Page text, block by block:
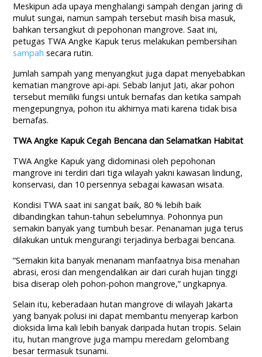
Meskipun ada upaya menghalangi sampah dengan jaring di
mulut sungai, namun sampah tersebut masih bisa masuk,
bahkan tersangkut di pepohonan mangrove. Saat ini,
petugas TWA Angke Kapuk terus melakukan pembersihan
sampah secara rutin.
Jumlah sampah yang menyangkut juga dapat menyebabkan
kematian mangrove api-api. Sebab lanjut Jati, akar pohon
tersebut memiliki fungsi untuk bernafas dan ketika sampah
mengepungnya, pohon itu akhirnya mati karena tidak bisa
bernafas.
TWA Angke Kapuk Cegah Bencana dan Selamatkan Habitat
TWA Angke Kapuk yang didominasi oleh pepohonan
mangrove ini terdiri dari tiga wilayah yakni kawasan lindung,
konservasi, dan 10 persennya sebagai kawasan wisata.
Kondisi TWA saat ini sangat baik, 80 % lebih baik
dibandingkan tahun-tahun sebelumnya. Pohonnya pun
semakin banyak yang tumbuh besar. Penanaman juga terus
dilakukan untuk mengurangi terjadinya berbagai bencana.
“Semakin kita banyak menanam manfaatnya bisa menahan
abrasi, erosi dan mengendalikan air dari curah hujan tinggi
bisa diserap oleh pohon-pohon mangrove,” ungkapnya.
Selain itu, keberadaan hutan mangrove di wilayah Jakarta
yang banyak polusi ini dapat membantu menyerap karbon
dioksida lima kali lebih banyak daripada hutan tropis. Selain
itu, hutan mangrove juga mampu meredam gelombang
besar termasuk tsunami.